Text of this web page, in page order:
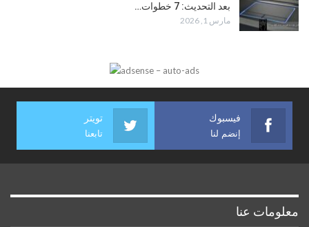
بعد التحديث: 7 خطوات…
مارس 1, 2026
فيسبوك
إنضم لنا
تويتر
تابعنا
معلومات عنا